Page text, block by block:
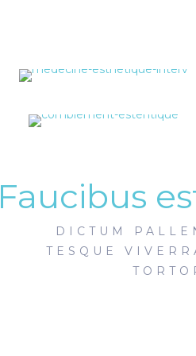
Faucibus
DICTUM
TESQUE